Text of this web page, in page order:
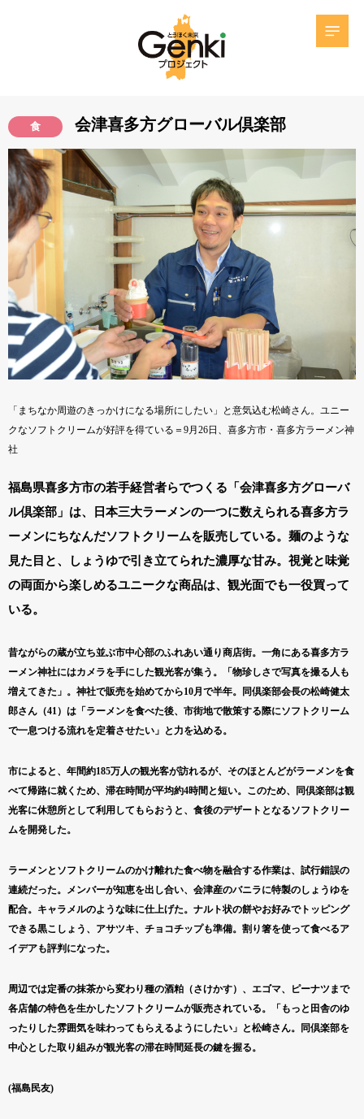
食 会津喜多方グローバル倶楽部
「まちなか周遊のきっかけになる場所にしたい」と意気込む松崎さん。ユニー
クなソフトクリームが好評を得ている＝9月26日、喜多方市・喜多方ラーメン神
社
福島県喜多方市の若手経営者らでつくる「会津喜多方グローバ
ル倶楽部」は、日本三大ラーメンの一つに数えられる喜多方ラ
ーメンにちなんだソフトクリームを販売している。麺のような
見た目と、しょうゆで引き立てられた濃厚な甘み。視覚と味覚
の両面から楽しめるユニークな商品は、観光面でも一役買って
いる。
昔ながらの蔵が立ち並ぶ市中心部のふれあい通り商店街。一角にある喜多方ラ
ーメン神社にはカメラを手にした観光客が集う。「物珍しさで写真を撮る人も
増えてきた」。神社で販売を始めてから10月で半年。同倶楽部会長の松崎健太
郎さん（41）は「ラーメンを食べた後、市街地で散策する際にソフトクリーム
で一息つける流れを定着させたい」と力を込める。
市によると、年間約185万人の観光客が訪れるが、そのほとんどがラーメンを食
べて帰路に就くため、滞在時間が平均約4時間と短い。このため、同倶楽部は観
光客に休憩所として利用してもらおうと、食後のデザートとなるソフトクリー
ムを開発した。
ラーメンとソフトクリームのかけ離れた食べ物を融合する作業は、試行錯誤の
連続だった。メンバーが知恵を出し合い、会津産のバニラに特製のしょうゆを
配合。キャラメルのような味に仕上げた。ナルト状の餅やお好みでトッピング
できる黒こしょう、アサツキ、チョコチップも準備。割り箸を使って食べるア
イデアも評判になった。
周辺では定番の抹茶から変わり種の酒粕（さけかす）、エゴマ、ピーナツまで
各店舗の特色を生かしたソフトクリームが販売されている。「もっと田舎のゆ
ったりした雰囲気を味わってもらえるようにしたい」と松崎さん。同倶楽部を
中心とした取り組みが観光客の滞在時間延長の鍵を握る。
(福島民友)